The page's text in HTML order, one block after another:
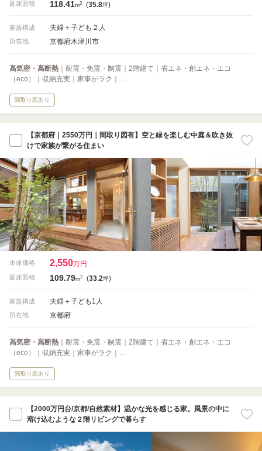
延床面積 118.41m2 (35.8坪)
家族構成 夫婦＋子ども２人
所在地 京都府木津川市
高気密・高断熱 ｜耐震・免震・制震｜2階建て｜省エネ・創エネ・エコ
（eco）｜収納充実｜家事がラク｜…
間取り図あり
【京都府｜2550万円｜間取り図有】空と緑を楽しむ中庭＆吹き抜
けで家族が繋がる住まい
本体価格 2,550万円
延床面積 109.79m2 (33.2坪)
家族構成 夫婦＋子ども1人
所在地 京都府
高気密・高断熱 ｜耐震・免震・制震｜2階建て｜省エネ・創エネ・エコ
（eco）｜収納充実｜家事がラク｜…
間取り図あり
【2000万円台/京都/自然素材】温かな光を感じる家。風景の中に
溶け込むような２階リビングで暮らす